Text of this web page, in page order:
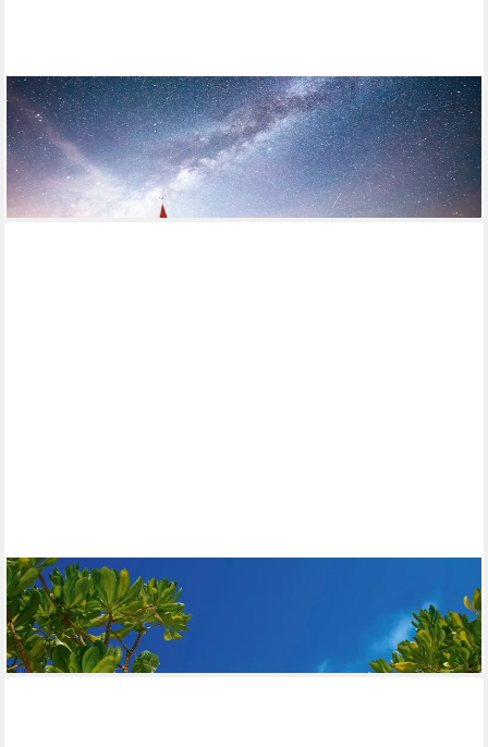
PAPERMOON
Fototapete BLUMEN-WIESE-FELD ISLAND KIRCHE STERNE
HIMMEL BERGE
ab 22,87 €
lieferbar - in 2-3 Werktagen bei dir
PAPERMOON
Fototapete Island, glatt
ab 22,99 €
lieferbar - in 2-3 Werktagen bei dir